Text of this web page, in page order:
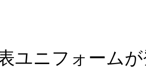
ユニフォームが